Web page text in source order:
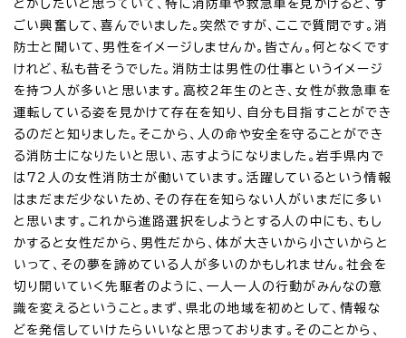
とがしたいと思っていて、特に消防車や救急車を見かけると、す
ごい興奮して、喜んでいました。突然ですが、ここで質問です。消
防士と聞いて、男性をイメージしませんか。皆さん。何となくです
けれど、私も昔そうでした。消防士は男性の仕事というイメージ
を持つ人が多いと思います。高校2年生のとき、女性が救急車を
運転している姿を見かけて存在を知り、自分も目指すことができ
るのだと知りました。そこから、人の命や安全を守ることができ
る消防士になりたいと思い、志すようになりました。岩手県内で
は72人の女性消防士が働いています。活躍しているという情報
はまだまだ少ないため、その存在を知らない人がいまだに多い
と思います。これから進路選択をしようとする人の中にも、もし
かすると女性だから、男性だから、体が大きいから小さいからと
いって、その夢を諦めている人が多いのかもしれません。社会を
切り開いていく先駆者のように、一人一人の行動がみんなの意
識を変えるということ。まず、県北の地域を初めとして、情報な
どを発信していけたらいいなと思っております。そのことから、